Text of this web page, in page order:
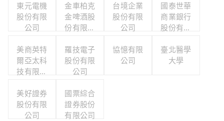
東元電機
股份有限
公司
金車柏克
金啤酒股
份有限公
台境企業
股份有限
公司
國泰世華
商業銀行
股份有限
美商英特
爾亞太科
技有限公
羅技電子
股份有限
公司
協憶有限
公司
臺北醫學
大學
美好證券
股份有限
公司
國票綜合
證券股份
有限公司